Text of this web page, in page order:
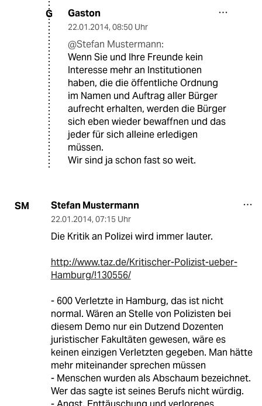
G Gaston
22.01.2014, 08:50 Uhr
@Stefan Mustermann:
Wenn Sie und Ihre Freunde kein
Interesse mehr an Institutionen
haben, die die öffentliche Ordnung
im Namen und Auftrag aller Bürger
aufrecht erhalten, werden die Bürger
sich eben wieder bewaffnen und das
jeder für sich alleine erledigen
müssen.
Wir sind ja schon fast so weit.
SM Stefan Mustermann
22.01.2014, 07:15 Uhr
Die Kritik an Polizei wird immer lauter.
http://www.taz.de/Kritischer-Polizist-ueber-
Hamburg/!130556/
- 600 Verletzte in Hamburg, das ist nicht
normal. Wären an Stelle von Polizisten bei
diesem Demo nur ein Dutzend Dozenten
juristischer Fakultäten gewesen, wäre es
keinen einzigen Verletzten gegeben. Man hätte
mehr miteinander sprechen müssen
- Menschen wurden als Abschaum bezeichnet.
Wer das sagte ist seines Berufs nicht würdig.